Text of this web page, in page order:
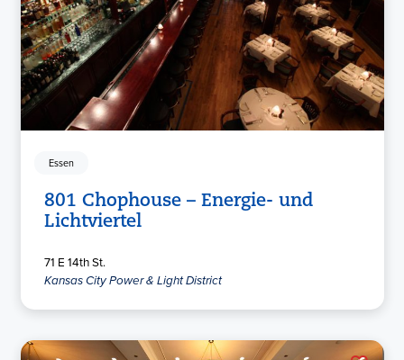
Essen
801 Chophouse – Energie- und
Lichtviertel
71 E 14th St.
Kansas City Power & Light District